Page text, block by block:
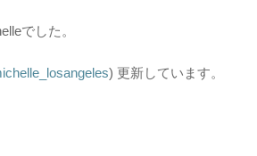
でした。
) 更新しています。